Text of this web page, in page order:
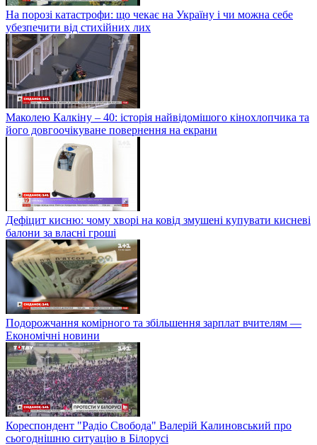
На порозі катастрофи: що чекає на Україну і чи можна себе
убезпечити від стихійних лих
Маколею Калкіну – 40: історія найвідомішого кінохлопчика та
його довгоочікуване повернення на екрани
Дефіцит кисню: чому хворі на ковід змушені купувати кисневі
балони за власні гроші
Подорожчання комірного та збільшення зарплат вчителям —
Економічні новини
Кореспондент "Радіо Свобода" Валерій Калиновський про
сьогоднішню ситуацію в Білорусі